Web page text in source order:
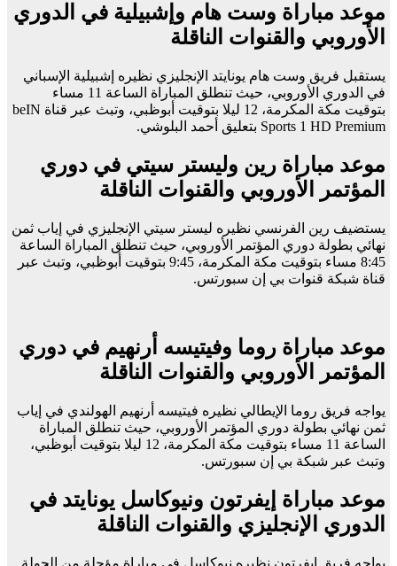
موعد مباراة وست هام وإشبيلية في الدوري
الأوروبي والقنوات الناقلة
يستقبل فريق وست هام يونايتد الإنجليزي نظيره إشبيلية الإسباني
في الدوري الأوروبي، حيث تنطلق المباراة الساعة 11 مساء
بتوقيت مكة المكرمة، 12 ليلا بتوقيت أبوظبي، وتبث عبر قناة beIN
Sports 1 HD Premium بتعليق أحمد البلوشي.
موعد مباراة رين وليستر سيتي في دوري
المؤتمر الأوروبي والقنوات الناقلة
يستضيف رين الفرنسي نظيره ليستر سيتي الإنجليزي في إياب ثمن
نهائي بطولة دوري المؤتمر الأوروبي، حيث تنطلق المباراة الساعة
8:45 مساء بتوقيت مكة المكرمة، 9:45 بتوقيت أبوظبي، وتبث عبر
قناة شبكة قنوات بي إن سبورتس.
موعد مباراة روما وفيتيسه أرنهيم في دوري
المؤتمر الأوروبي والقنوات الناقلة
يواجه فريق روما الإيطالي نظيره فيتيسه أرنهيم الهولندي في إياب
ثمن نهائي بطولة دوري المؤتمر الأوروبي، حيث تنطلق المباراة
الساعة 11 مساء بتوقيت مكة المكرمة، 12 ليلا بتوقيت أبوظبي،
وتبث عبر شبكة بي إن سبورتس.
موعد مباراة إيفرتون ونيوكاسل يونايتد في
الدوري الإنجليزي والقنوات الناقلة
يواجه فريق إيفرتون نظيره نيوكاسل في مباراة مؤجلة من الجولة